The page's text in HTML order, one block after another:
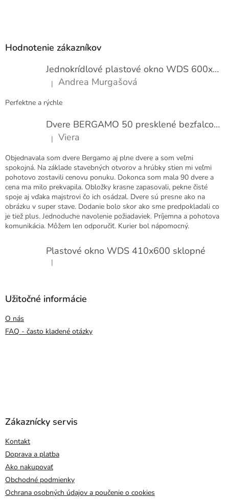
e
nHodnotenie zákazníkov
Jednokrídlové plastové okno WDS 600x1000
Hodnotenie produktu je 5 z 5 hviezdičiek.
| Andrea Murgašová
Perfektne a rýchle
Dvere BERGAMO 50 presklené bezfalcové EXTRA
Hodnotenie produktu je 5 z 5 hviezdičiek.
| Viera
Objednavala som dvere Bergamo aj plne dvere a som veľmi
spokojná. Na základe stavebných otvorov a hrúbky stien mi veľmi
pohotovo zostavili cenovu ponuku. Dokonca som mala 90 dvere a
cena ma milo prekvapila. Obložky krasne zapasovali, pekne čisté
spoje aj vďaka majstrovi čo ich osádzal. Dvere sú presne ako na
obrázku v super stave. Dodanie bolo skor ako sme predpokladali co
je tiež plus. Jednoduche navolenie požiadaviek. Príjemna a pohotova
komunikácia. Môžem len odporučiť. Kurier bol nápomocný.
Plastové okno WDS 410x600 sklopné
Hodnotenie produktu je 5 z 5 hviezdičiek.
|
Užitočné informácie
O nás
FAQ - často kladené otázky
Zákaznícky servis
Kontakt
Doprava a platba
Ako nakupovať
Obchodné podmienky
Ochrana osobných údajov a poučenie o cookies